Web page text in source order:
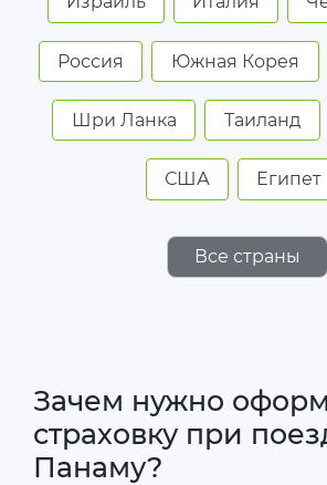
Россия Южная Корея
Шри Ланка Таиланд
США Египет
Все страны
Зачем нужно
страховку при
Панаму?